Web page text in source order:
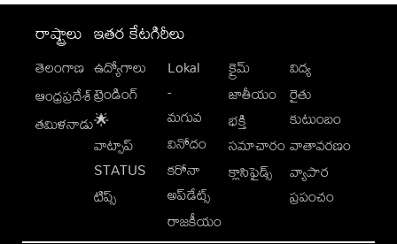
రాష్ట్రాలు
తెలంగాణ
ఆంధ్రప్రదేశ్
తమిళనాడు
ఇతర కేటగిరీలు
ఉద్యోగాలు
ట్రెండింగ్
🌟
వాట్సాప్
STATUS
టిప్స్
Lokal
-
మగువ
వినోదం
కరోనా
అప్‌డేట్స్
రాజకీయం
క్రైమ్
జాతీయం
భక్తి
సమాచారం
క్లాసిఫైడ్స్
విద్య
రైతు
కుటుంబం
వాతావరణం
వ్యాపార
ప్రపంచం